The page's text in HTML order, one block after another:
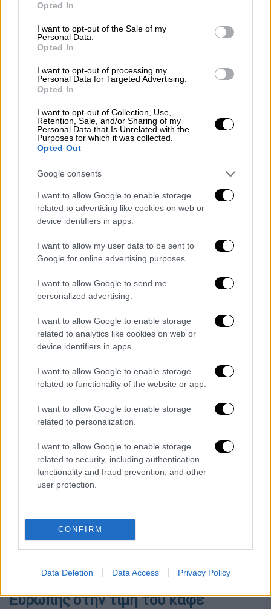
use your data for below specified purposes in below Google
consent section.
Opted In
I want to opt-out of the Sale of my
Personal Data.
Opted In
I want to opt-out of processing my
Personal Data for Targeted Advertising.
Opted In
I want to opt-out of Collection, Use,
Retention, Sale, and/or Sharing of my
Personal Data that Is Unrelated with the
Purposes for which it was collected.
Opted Out
Google consents
I want to allow Google to enable storage
related to advertising like cookies on web or
device identifiers in apps.
I want to allow my user data to be sent to
Google for online advertising purposes.
I want to allow Google to send me
personalized advertising.
I want to allow Google to enable storage
related to analytics like cookies on web or
device identifiers in apps.
I want to allow Google to enable storage
related to functionality of the website or app.
I want to allow Google to enable storage
related to personalization.
I want to allow Google to enable storage
related to security, including authentication
functionality and fraud prevention, and other
user protection.
CONFIRM
Data Deletion Data Access Privacy Policy
Λευκό Πύργονα πιούμε το καφεδάκι μας
εκεί πέρα, παρέα, όμορφα κι ωραία. Από το
να δώσουμε τα 5 καλύτερα να δώσουμε τα 2»
παραδέχεται καταναλωτής στην κάμερα του
OPEN.
Την ίδια στιγμή, σύμφωνα με την
Μαρία
Ζαφειρίου, οι επιχειρηματίες διαπιστώνουν
καθημερινά, μείωση της κατανάλωσης, ήδη
από την πρώτη μέρα εφαρμογής του μέτρου.
«Αναγκαστικά θα επιλέξουν, να πάνε κάπου
αλλού ή να πάρουν ένα καφέ take away στο
χέρι που είναι ακόμη στο 13%» ανέφερε ο
Απόστολος Παπαδόπουλοςπου είναι
ιδιοκτήτης καταστήματος εστίασης. Στο
ίδιο μήκος κύματος και η αναφορά του ο
Νικόλαου Παυλίδη, που είναι επίσης
ιδιοκτήτης καταστήματος εστίασης: «Για
κάποια παρέα που θα είναι 3 άτομα, 4
τέσσερα άτομα για ποιο λόγο να δώσουνε
ένα ευρώ συν ας πούμε για να κάτσουνε».
Καφές από «χρυσό» για μια οικογένεια
Ενδεικτικά, μία τετραμελής οικογένεια όταν
πριν την αύξηση του ΦΠΑ από το 13% στο
αναψυκτικά 18 ευρώ, από την περασμένη
Δευτέρα πληρώνει 20 ευρώ, με την αύξηση
να φτάνει το 11%.
και 2 αναψυκτικά μια οικογένεια πλήρωνε 18
ευρώ. Από 1 Ιουλίου για τα ίδια προϊόντα θα
Από τις ακριβότερες χώρες της
Ευρώπης στην τιμή του καφέ